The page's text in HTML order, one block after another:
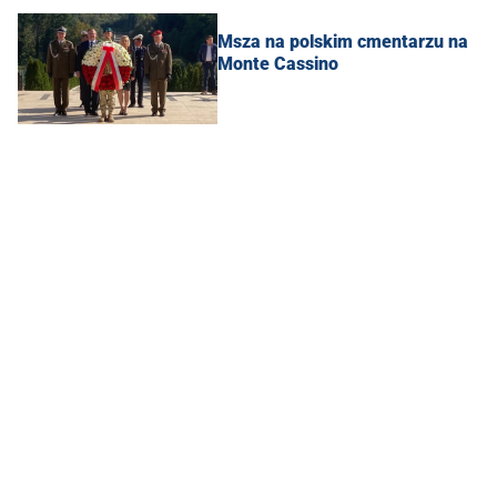
Msza na polskim cmentarzu na
Monte Cassino